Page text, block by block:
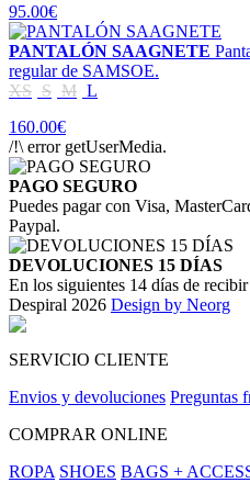
95.00€
PANTALÓN SAAGNETE
regular de SAMSOE.
XS S M L
160.00€
/!\ error getUserMedia.
PAGO SEGURO
Puedes pagar con Visa,
Paypal.
DEVOLUCIONES 15 DÍAS
En los siguientes 14 días de
Despiral 2026 Design by Neorg
SERVICIO CLIENTE
Envios y devoluciones Preguntas
COMPRAR ONLINE
ROPA SHOES BAGS +